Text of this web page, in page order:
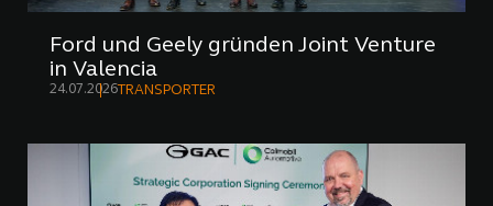
Ford und Geely gründen Joint Venture
in Valencia
24.07.2026TRANSPORTER